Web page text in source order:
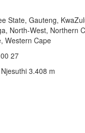
State, Gauteng,
North-West, Northern
Western Cape
00 27
Njesuthi 3.408 m